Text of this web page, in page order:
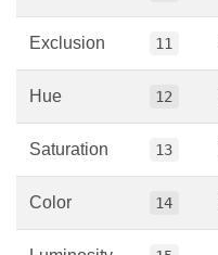
Exclusion 11
Hue 12
Saturation 13
Color 14